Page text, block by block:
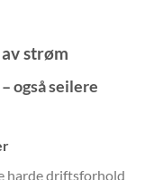
strøm
også seilere
harde driftsforhold